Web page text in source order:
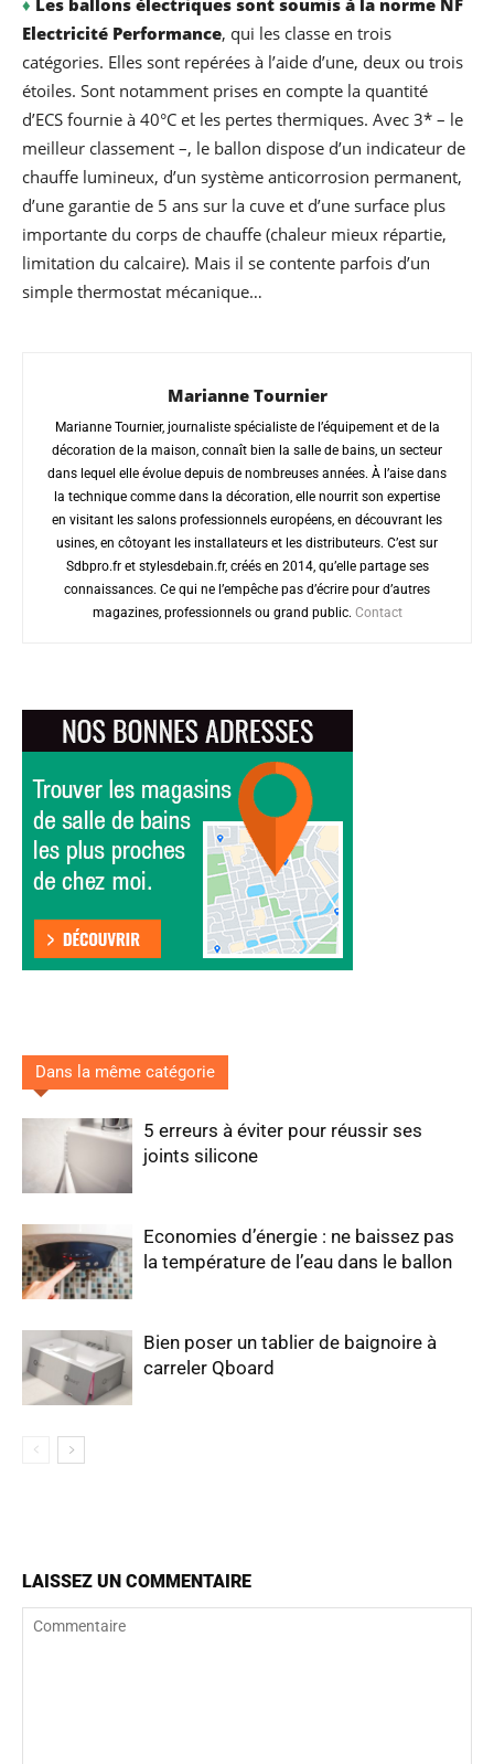
Electricité Performance, qui les classe en trois
catégories. Elles sont repérées à l’aide d’une, deux ou trois
étoiles. Sont notamment prises en compte la quantité
d’ECS fournie à 40°C et les pertes thermiques. Avec 3* – le
meilleur classement –, le ballon dispose d’un indicateur de
chauffe lumineux, d’un système anticorrosion permanent,
d’une garantie de 5 ans sur la cuve et d’une surface plus
importante du corps de chauffe (chaleur mieux répartie,
limitation du calcaire). Mais il se contente parfois d’un
simple thermostat mécanique…
Marianne Tournier
Marianne Tournier, journaliste spécialiste de l’équipement et de la
décoration de la maison, connaît bien la salle de bains, un secteur
dans lequel elle évolue depuis de nombreuses années. À l’aise dans
la technique comme dans la décoration, elle nourrit son expertise
en visitant les salons professionnels européens, en découvrant les
usines, en côtoyant les installateurs et les distributeurs. C’est sur
Sdbpro.fr et stylesdebain.fr, créés en 2014, qu’elle partage ses
connaissances. Ce qui ne l’empêche pas d’écrire pour d’autres
magazines, professionnels ou grand public. Contact
Dans la même catégorie
5 erreurs à éviter pour réussir ses
joints silicone
Economies d’énergie : ne baissez pas
la température de l’eau dans le ballon
Bien poser un tablier de baignoire à
carreler Qboard
LAISSEZ UN COMMENTAIRE